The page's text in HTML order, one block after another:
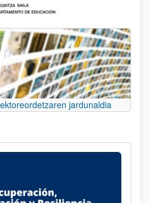
jardunaldia